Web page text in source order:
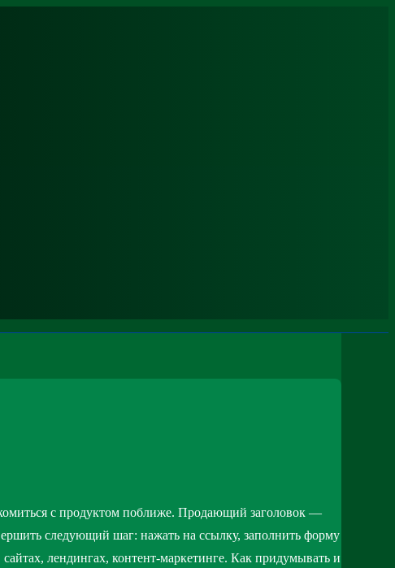
с продуктом поближе. Продающий заголовок —
следующий шаг: нажать на ссылку, заполнить форму
лендингах, контент-маркетинге. Как придумывать и